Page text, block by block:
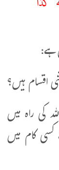
اقسام ہیں؟
کی راہ میں
کسی کام میں